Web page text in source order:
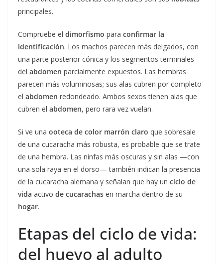
principales.
Compruebe el dimorfismo para confirmar la
identificación. Los machos parecen más delgados, con
una parte posterior cónica y los segmentos terminales
del abdomen parcialmente expuestos. Las hembras
parecen más voluminosas; sus alas cubren por completo
el abdomen redondeado. Ambos sexos tienen alas que
cubren el abdomen, pero rara vez vuelan.
Si ve una ooteca de color marrón claro que sobresale
de una cucaracha más robusta, es probable que se trate
de una hembra. Las ninfas más oscuras y sin alas —con
una sola raya en el dorso— también indican la presencia
de la cucaracha alemana y señalan que hay un ciclo de
vida activo de cucarachas en marcha dentro de su
hogar.
Etapas del ciclo de vida:
del huevo al adulto